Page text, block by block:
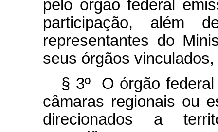
pelo órgão federal
participação, além
representantes do
seus órgãos
§ 3º O órgão
câmaras regionais ou
direcionados a